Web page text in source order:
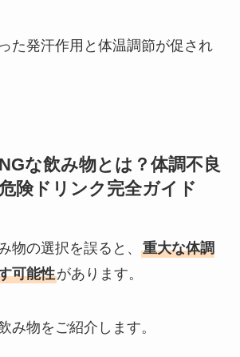
た発汗作用と体温調節が促され
な飲み物とは？体調不良
険ドリンク完全ガイド
物の選択を誤ると、 重大な体調
可能性があります。
み物をご紹介します。